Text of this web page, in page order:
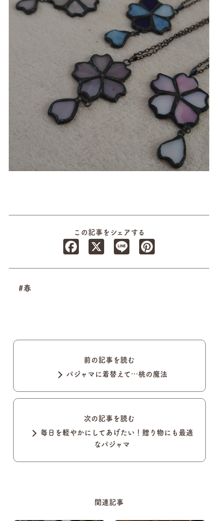
この記事をシェアする
Facebook
Line
#春
前の記事を読む
パジャマに着替えて…桃の魔法
次の記事を読む
毎日を軽やかにしてあげたい！贈り物にも最適
なパジャマ
関連記事